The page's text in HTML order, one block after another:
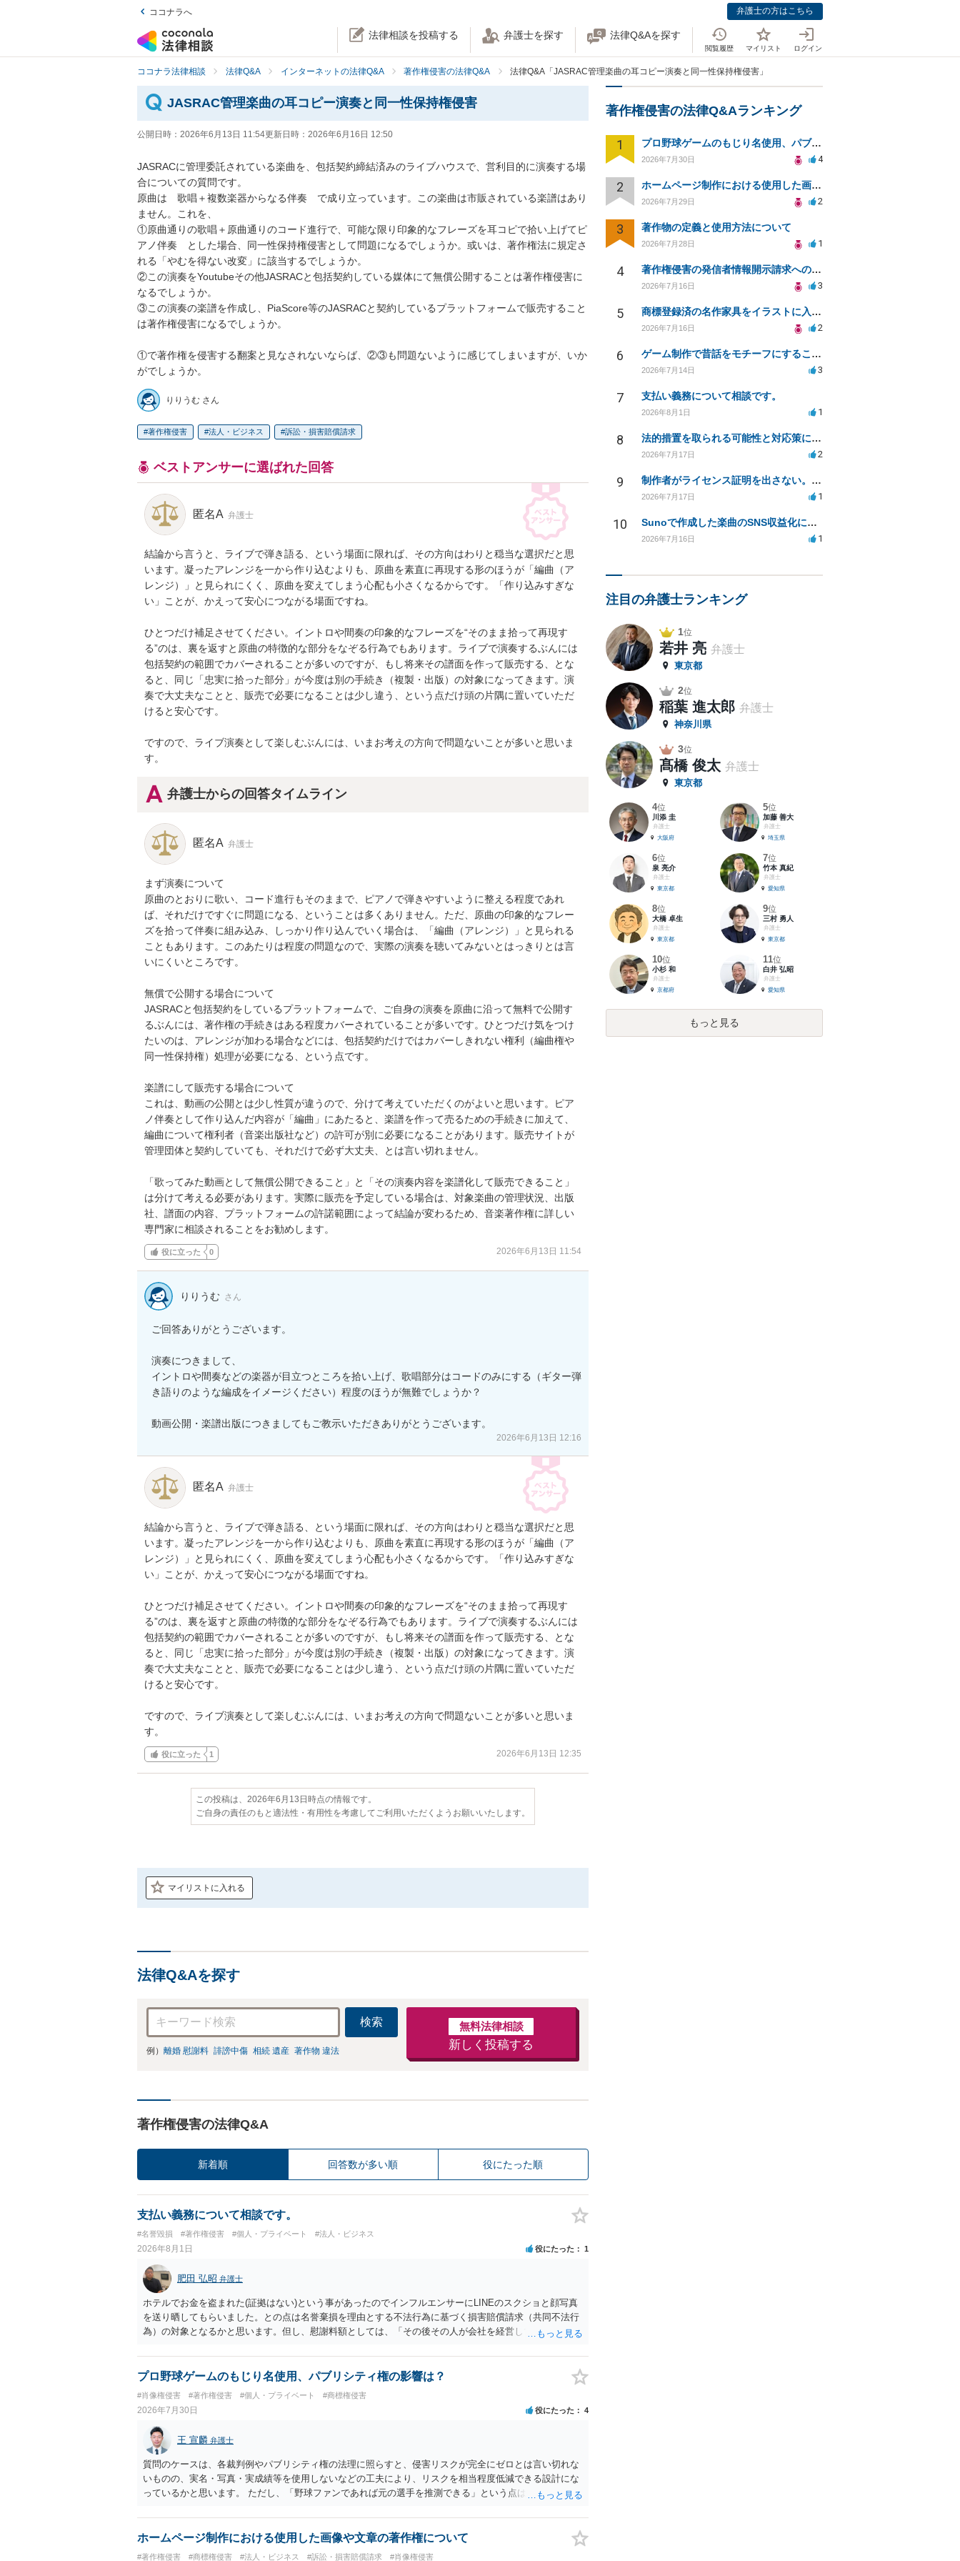
ココナラへ 弁護士の方はこちら
法律相談を投稿する 弁護士を探す 法律Q&Aを探す
閲覧履歴 マイリスト ログイン
ココナラ法律相談 法律Q&A インターネットの法律Q&A 著作権侵害の法律Q&A 法律Q&A「JASRAC管理楽曲の耳コピー演奏と同一性保持権侵害」
JASRAC管理楽曲の耳コピー演奏と同一性保持権侵害
公開日時： 2026年6月13日 11:54更新日時： 2026年6月16日 12:50
JASRACに管理委託されている楽曲を、包括契約締結済みのライブハウスで、営利目的に演奏する場
合についての質問です。
原曲は　歌唱＋複数楽器からなる伴奏　で成り立っています。この楽曲は市販されている楽譜はあり
ません。これを、
①原曲通りの歌唱＋原曲通りのコード進行で、可能な限り印象的なフレーズを耳コピで拾い上げてピ
アノ伴奏　とした場合、同一性保持権侵害として問題になるでしょうか。或いは、著作権法に規定さ
れる「やむを得ない改変」に該当するでしょうか。
②この演奏をYoutubeその他JASRACと包括契約している媒体にて無償公開することは著作権侵害に
なるでしょうか。
③この演奏の楽譜を作成し、PiaScore等のJASRACと契約しているプラットフォームで販売すること
は著作権侵害になるでしょうか。
①で著作権を侵害する翻案と見なされないならば、②③も問題ないように感じてしまいますが、いか
がでしょうか。
りりうむ さん
著作権侵害 法人・ビジネス 訴訟・損害賠償請求
ベストアンサーに選ばれた回答
匿名A 弁護士
結論から言うと、ライブで弾き語る、という場面に限れば、その方向はわりと穏当な選択だと思
います。凝ったアレンジを一から作り込むよりも、原曲を素直に再現する形のほうが「編曲（ア
レンジ）」と見られにくく、原曲を変えてしまう心配も小さくなるからです。「作り込みすぎな
い」ことが、かえって安心につながる場面ですね。
ひとつだけ補足させてください。イントロや間奏の印象的なフレーズを“そのまま拾って再現す
る”のは、裏を返すと原曲の特徴的な部分をなぞる行為でもあります。ライブで演奏するぶんには
包括契約の範囲でカバーされることが多いのですが、もし将来その譜面を作って販売する、とな
ると、同じ「忠実に拾った部分」が今度は別の手続き（複製・出版）の対象になってきます。演
奏で大丈夫なことと、販売で必要になることは少し違う、という点だけ頭の片隅に置いていただ
けると安心です。
ですので、ライブ演奏として楽しむぶんには、いまお考えの方向で問題ないことが多いと思いま
す。
弁護士からの回答タイムライン
匿名A 弁護士
まず演奏について
原曲のとおりに歌い、コード進行もそのままで、ピアノで弾きやすいように整える程度であれ
ば、それだけですぐに問題になる、ということは多くありません。ただ、原曲の印象的なフレー
ズを拾って伴奏に組み込み、しっかり作り込んでいく場合は、「編曲（アレンジ）」と見られる
こともあります。このあたりは程度の問題なので、実際の演奏を聴いてみないとはっきりとは言
いにくいところです。
無償で公開する場合について
JASRACと包括契約をしているプラットフォームで、ご自身の演奏を原曲に沿って無料で公開す
るぶんには、著作権の手続きはある程度カバーされていることが多いです。ひとつだけ気をつけ
たいのは、アレンジが加わる場合などには、包括契約だけではカバーしきれない権利（編曲権や
同一性保持権）処理が必要になる、という点です。
楽譜にして販売する場合について
これは、動画の公開とは少し性質が違うので、分けて考えていただくのがよいと思います。ピア
ノ伴奏として作り込んだ内容が「編曲」にあたると、楽譜を作って売るための手続きに加えて、
編曲について権利者（音楽出版社など）の許可が別に必要になることがあります。販売サイトが
管理団体と契約していても、それだけで必ず大丈夫、とは言い切れません。
「歌ってみた動画として無償公開できること」と「その演奏内容を楽譜化して販売できること」
は分けて考える必要があります。実際に販売を予定している場合は、対象楽曲の管理状況、出版
社、譜面の内容、プラットフォームの許諾範囲によって結論が変わるため、音楽著作権に詳しい
専門家に相談されることをお勧めします。
役に立った 0 2026年6月13日 11:54
りりうむ さん
ご回答ありがとうございます。
演奏につきまして、
イントロや間奏などの楽器が目立つところを拾い上げ、歌唱部分はコードのみにする（ギター弾
き語りのような編成をイメージください）程度のほうが無難でしょうか？
動画公開・楽譜出版につきましてもご教示いただきありがとうございます。
2026年6月13日 12:16
匿名A 弁護士
結論から言うと、ライブで弾き語る、という場面に限れば、その方向はわりと穏当な選択だと思
います。凝ったアレンジを一から作り込むよりも、原曲を素直に再現する形のほうが「編曲（ア
レンジ）」と見られにくく、原曲を変えてしまう心配も小さくなるからです。「作り込みすぎな
い」ことが、かえって安心につながる場面ですね。
ひとつだけ補足させてください。イントロや間奏の印象的なフレーズを“そのまま拾って再現す
る”のは、裏を返すと原曲の特徴的な部分をなぞる行為でもあります。ライブで演奏するぶんには
包括契約の範囲でカバーされることが多いのですが、もし将来その譜面を作って販売する、とな
ると、同じ「忠実に拾った部分」が今度は別の手続き（複製・出版）の対象になってきます。演
奏で大丈夫なことと、販売で必要になることは少し違う、という点だけ頭の片隅に置いていただ
けると安心です。
ですので、ライブ演奏として楽しむぶんには、いまお考えの方向で問題ないことが多いと思いま
す。
役に立った 1 2026年6月13日 12:35
この投稿は、2026年6月13日時点の情報です。
ご自身の責任のもと適法性・有用性を考慮してご利用いただくようお願いいたします。
マイリストに入れる
法律Q&Aを探す
検索
例） 離婚 慰謝料 誹謗中傷 相続 遺産 著作物 違法
無料法律相談
新しく投稿する
著作権侵害の法律Q&A
新着順 回答数が多い順 役にたった順
支払い義務について相談です。
#名誉毀損 #著作権侵害 #個人・プライベート #法人・ビジネス
2026年8月1日 役にたった 1
肥田 弘昭 弁護士
ホテルでお金を盗まれた(証拠はない)という事があったのでインフルエンサーにLINEのスクショと顔写真
を送り晒してもらいました。との点は名誉棄損を理由とする不法行為に基づく損害賠償請求（共同不法行
為）の対象となるかと思います。但し、慰謝料額としては、「その後その人が会社を経営しているようで
の計算がすべて損害とならないかと思いますので、損害額で争っても良いかと思います。ご参考にしてく
ださい。
プロ野球ゲームのもじり名使用、パブリシティ権の影響は？
#肖像権侵害 #著作権侵害 #個人・プライベート #商標権侵害
2026年7月30日 役にたった 4
王 宣麟 弁護士
質問のケースは、各裁判例やパブリシティ権の法理に照らすと、侵害リスクが完全にゼロとは言い切れな
いものの、実名・写真・実成績等を使用しないなどの工夫により、リスクを相当程度低減できる設計にな
っているかと思います。 ただし、「野球ファンであれば元の選手を推測できる」という点は、裁判で争わ
す。 また、広告収益の有無は、侵害判断に一定の影響を与える可能性がありますが、決定的要因ではあり
ません。 パブリシティ権侵害の成否は、主に「専ら顧客吸引力の利用を目的とするか」という点で判断さ
ホームページ制作における使用した画像や文章の著作権について
#著作権侵害 #商標権侵害 #法人・ビジネス #訴訟・損害賠償請求 #肖像権侵害
著作権侵害の法律Q&Aランキング
1 プロ野球ゲームのもじり名使用、パブリシティ権の影響は？
2026年7月30日 4
2 ホームページ制作における使用した画像や文章の著作権について
2026年7月29日 2
3 著作物の定義と使用方法について
2026年7月28日 1
4 著作権侵害の発信者情報開示請求への対応策について相談
2026年7月16日 3
5 商標登録済の名作家具をイラストに入れて販売するのは違法でしょうか
2026年7月16日 2
6 ゲーム制作で昔話をモチーフにすることは著作権的にセーフかどうか
2026年7月14日 3
7 支払い義務について相談です。
2026年8月1日 1
8 法的措置を取られる可能性と対応策についての相談
2026年7月17日 2
9 制作者がライセンス証明を出さない。逃げられないように、今すぐ法的に何をすべきか
2026年7月17日 1
10 Sunoで作成した楽曲のSNS収益化における法的問題は？
2026年7月16日 1
注目の弁護士ランキング
1位
若井 亮 弁護士
東京都
2位
稲葉 進太郎 弁護士
神奈川県
3位
髙橋 俊太 弁護士
東京都
4位
川添 圭
弁護士
大阪府
5位
加藤 善大
弁護士
埼玉県
6位
泉 亮介
弁護士
東京都
7位
竹本 真紀
弁護士
愛知県
8位
大橋 卓生
弁護士
東京都
9位
三村 勇人
弁護士
東京都
10位
小杉 和
弁護士
京都府
11位
白井 弘昭
弁護士
愛知県
もっと見る